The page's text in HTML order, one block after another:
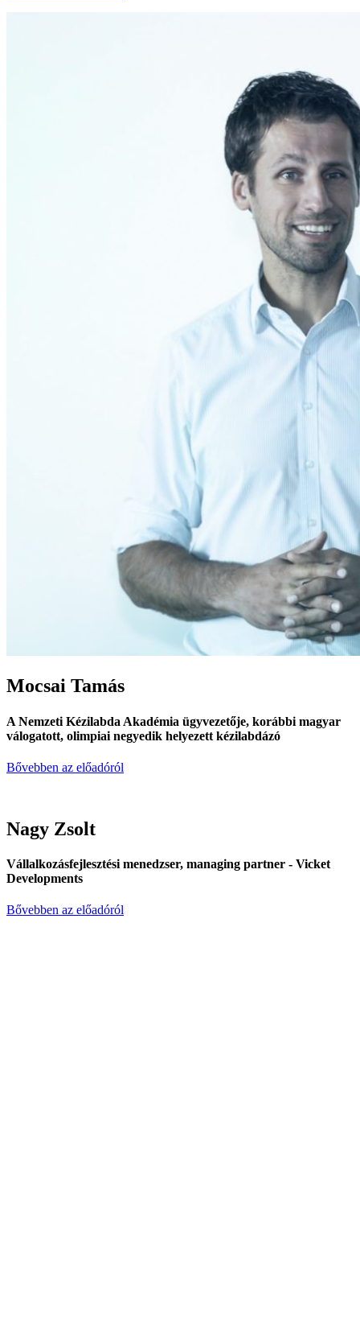
Mocsai Tamás
A Nemzeti Kézilabda Akadémia ügyvezetője, korábbi magyar
válogatott, olimpiai negyedik helyezett kézilabdázó
Bővebben az előadóról
Nagy Zsolt
Vállalkozásfejlesztési menedzser, managing partner - Vicket
Developments
Bővebben az előadóról